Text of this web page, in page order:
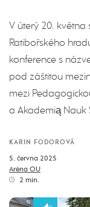
V úterý 20. května
Ratibořského
konference s
pod záštitou
mezi
a Akademią Nauk
KARIN FODOROVÁ
5. června 2025
Aréna OU
2 min.